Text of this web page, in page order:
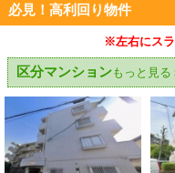
必見！高利回り物件
※左右にスラ
区分マンションもっと見る